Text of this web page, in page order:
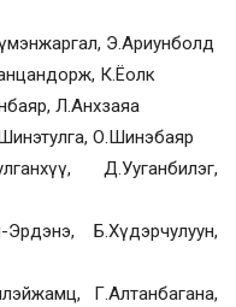
Э.Ариунболд
К.Ёолк
Л.Анхзаяа
О.Шинэбаяр
Д.Ууганбилэг,
Б.Хүдэрчулуун,
Г.Алтанбагана,